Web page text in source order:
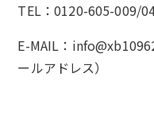
TEL：0120-605-009/
E-MAIL：
ールアドレス）